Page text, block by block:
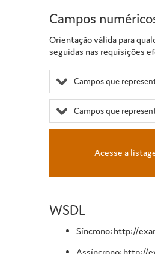
Campos
Orientação válida para
seguidas nas requisições
Campos que
Campos que
Acesse a
WSDL
Síncrono: http://